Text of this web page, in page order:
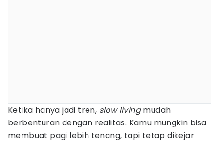
Ketika hanya jadi tren, slow livingmudah
berbenturan dengan realitas. Kamu mungkin bisa
membuat pagi lebih tenang, tapi tetap dikejar